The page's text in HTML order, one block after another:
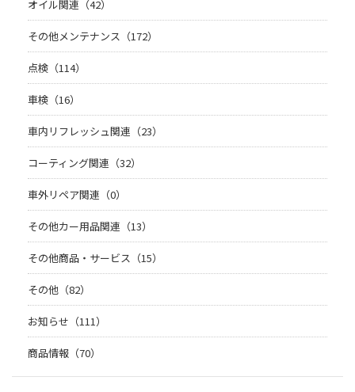
オイル関連（42）
その他メンテナンス（172）
点検（114）
車検（16）
車内リフレッシュ関連（23）
コーティング関連（32）
車外リペア関連（0）
その他カー用品関連（13）
その他商品・サービス（15）
その他（82）
お知らせ（111）
商品情報（70）